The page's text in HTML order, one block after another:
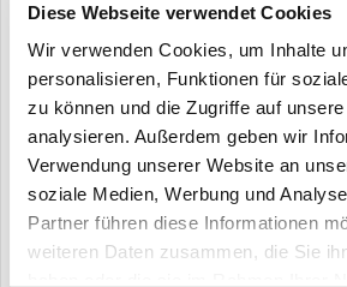
Diese Webseite verwendet Cookies
Wir verwenden Cookies, um Inhalte
personalisieren, Funktionen für
zu können und die Zugriffe auf
analysieren. Außerdem geben wir
Verwendung unserer Website an
soziale Medien, Werbung und
Partner führen diese Informationen
weiteren Daten zusammen, die Sie
Volvo Trucks - Autonomous Volvo FH
„Für uns ist die Einführung von
ein ungeheuer spannender Moment“,
Director Autonomous Solutions bei Volvo
Betrieb in einem geschlossenen Bereich
Streckenverlauf können wir
Maximum aus der Lösung herausholen